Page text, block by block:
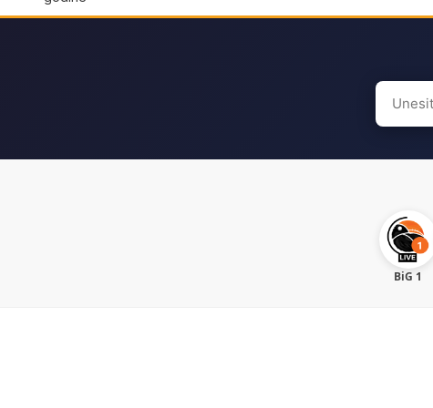
Search
for:
BiG 1